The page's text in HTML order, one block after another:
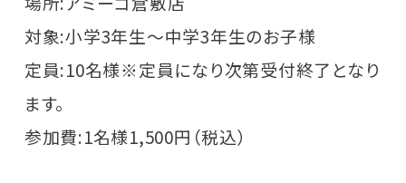
対象:小学3年生〜中学3年生のお子様
定員:10名様※定員になり次第受付終了となり
ます。
参加費:1名様1,500円（税込）